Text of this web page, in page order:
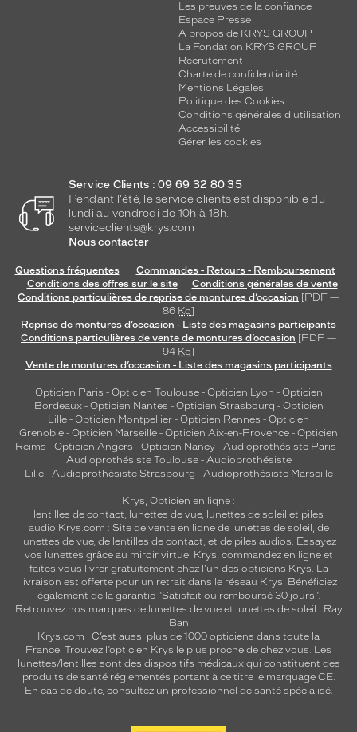
Les preuves de la confiance
Espace Presse
A propos de KRYS GROUP
La Fondation KRYS GROUP
Recrutement
Charte de confidentialité
Mentions Légales
Politique des Cookies
Conditions générales d'utilisation
Accessibilité
Gérer les cookies
Service Clients : 09 69 32 80 35
Pendant l'été, le service clients est disponible du
lundi au vendredi de 10h à 18h.
serviceclients@krys.com
Nous contacter
Questions fréquentes
Commandes - Retours - Remboursement
Conditions des offres sur le site
Conditions générales de vente
Conditions particulières de reprise de montures d’occasion [PDF —
86 Ko]
Reprise de montures d’occasion - Liste des magasins participants
Conditions particulières de vente de montures d’occasion [PDF —
94 Ko]
Vente de montures d’occasion - Liste des magasins participants
Opticien Paris - Opticien Toulouse- Opticien Lyon - Opticien
Bordeaux- Opticien Nantes - Opticien Strasbourg - Opticien
Lille - Opticien Montpellier - Opticien Rennes - Opticien
Grenoble - Opticien Marseille - Opticien Aix-en-Provence - Opticien
Reims - Opticien Angers - Opticien Nancy - Audioprothésiste Paris -
Audioprothésiste Toulouse- Audioprothésiste
Lille- Audioprothésiste Strasbourg - Audioprothésiste Marseille
Krys, Opticien en ligne :
lentilles de contact, lunettes de vue, lunettes de soleil et piles
audio Krys.com : Site de vente en ligne de lunettes de soleil, de
lunettes de vue, de lentilles de contact, et de piles audios. Essayez
vos lunettes grâce au miroir virtuel Krys, commandez en ligne et
faites vous livrer gratuitement chez l'un des opticiens Krys. La
livraison est offerte pour un retrait dans le réseau Krys. Bénéficiez
également de la garantie "Satisfait ou remboursé 30 jours".
Retrouvez nos marques de lunettes de vue et lunettes de soleil : Ray
Ban
Krys.com : C’est aussi plus de 1000 opticiens dans toute la
France. Trouvez l’opticien Krys le plus proche de chez vous. Les
lunettes/lentilles sont des dispositifs médicaux qui constituent des
produits de santé réglementés portant à ce titre le marquage CE.
En cas de doute, consultez un professionnel de santé spécialisé.